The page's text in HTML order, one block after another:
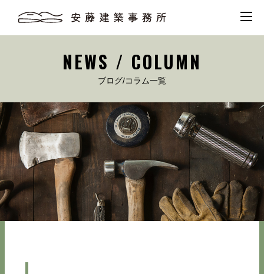
NEWS / COLUMN
ブログ/コラム一覧